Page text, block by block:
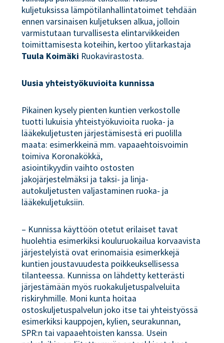
kuljetuksissa lämpötilanhallintatoimet tehdään
ennen varsinaisen kuljetuksen alkua, jolloin
varmistutaan turvallisesta elintarvikkeiden
toimittamisesta koteihin, kertoo ylitarkastaja
Tuula Koimäki Ruokavirastosta.
Uusia yhteistyökuvioita kunnissa
Pikainen kysely pienten kuntien verkostolle
tuotti lukuisia yhteistyökuvioita ruoka- ja
lääkekuljetusten järjestämisestä eri puolilla
maata: esimerkkeinä mm. vapaaehtoisvoimin
toimiva Koronakökkä,
asiointikyydin vaihto ostosten
jakojärjestelmäksi ja taksi- ja linja-
autokuljetusten valjastaminen ruoka- ja
lääkekuljetuksiin.
– Kunnissa käyttöön otetut erilaiset tavat
huolehtia esimerkiksi kouluruokailua korvaavista
järjestelyistä ovat erinomaisia esimerkkejä
kuntien joustavuudesta poikkeuksellisessa
tilanteessa. Kunnissa on lähdetty ketterästi
järjestämään myös ruokakuljetuspalveluita
riskiryhmille. Moni kunta hoitaa
ostoskuljetuspalvelun joko itse tai yhteistyössä
esimerkiksi kauppojen, kylien, seurakunnan,
SPR:n tai vapaaehtoisten kanssa. Usein